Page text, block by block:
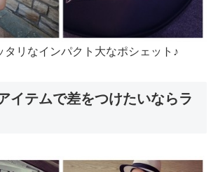
タリなインパクト大なポシェット♪
イテムで差をつけたいならラ